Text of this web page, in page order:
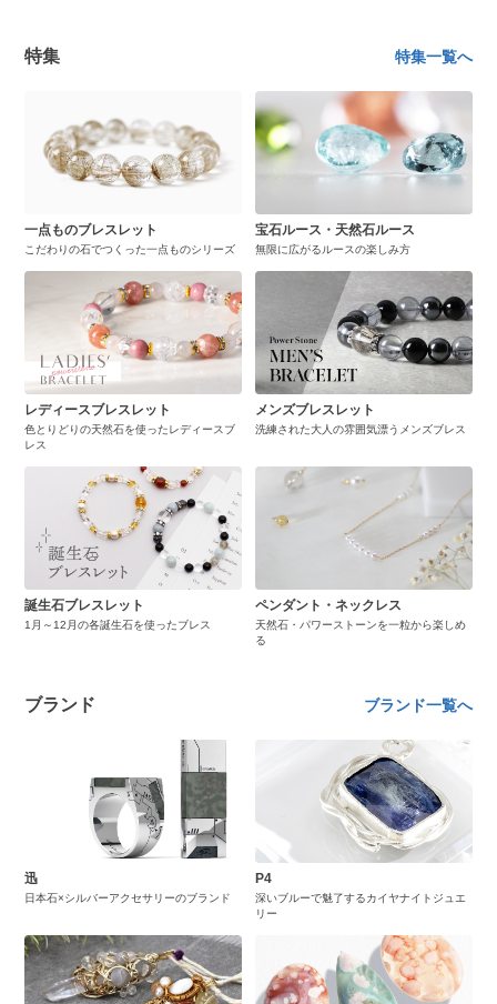
特集 特集一覧へ
一点ものブレスレット
こだわりの石でつくった一点ものシリーズ
宝石ルース・天然石ルース
無限に広がるルースの楽しみ方
レディースブレスレット
色とりどりの天然石を使ったレディースブ
レス
メンズブレスレット
洗練された大人の雰囲気漂うメンズブレス
誕生石ブレスレット
1月～12月の各誕生石を使ったブレス
ペンダント・ネックレス
天然石・パワーストーンを一粒から楽しめ
る
ブランド ブランド一覧へ
迅
日本石×シルバーアクセサリーのブランド
P4
深いブルーで魅了するカイヤナイトジュエ
リー